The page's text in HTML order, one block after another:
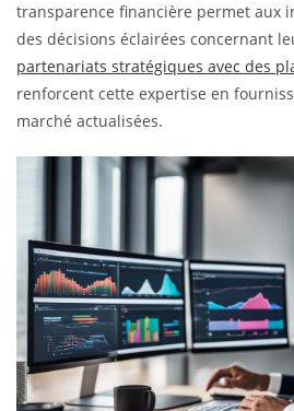
transparence financière permet aux
des décisions éclairées concernant
partenariats stratégiques avec des
renforcent cette expertise en
marché actualisées.